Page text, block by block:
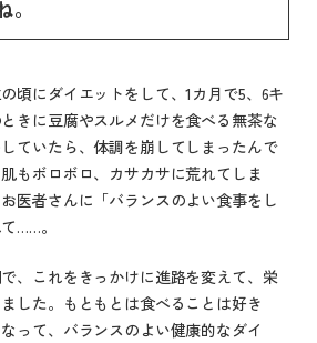
頃にダイエットをして、1カ月で5、6キ
きに豆腐やスルメだけを食べる無茶な
していたら、体調を崩してしまったんで
もボロボロ、カサカサに荒れてしま
医者さんに「バランスのよい食事をし
……。
、これをきっかけに進路を変えて、栄
した。もともとは食べることは好き
って、バランスのよい健康的なダイ